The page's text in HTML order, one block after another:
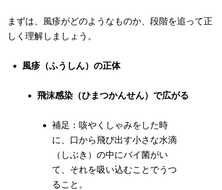
まずは、風疹がどのようなものか、段階を追って正
しく理解しましょう。
風疹（ふうしん）の正体
飛沫感染（ひまつかんせん）で広がる
補足：咳やくしゃみをした時
に、口から飛び出す小さな水滴
（しぶき）の中にバイ菌がい
て、それを吸い込むことでうつ
ること。